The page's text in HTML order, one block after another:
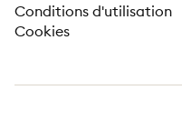
Conditions d'utilisation
Cookies